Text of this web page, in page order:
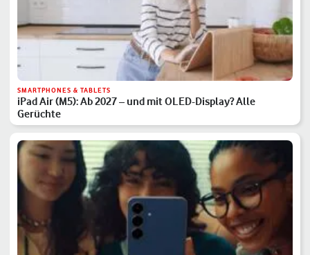
SMARTPHONES & TABLETS
iPad Air (M5): Ab 2027 – und mit OLED-Display? Alle
Gerüchte